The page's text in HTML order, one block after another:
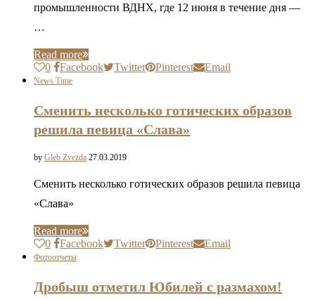
промышленности ВДНХ, где 12 июня в течение дня —
…
Read more
0
Facebook Twitter Pinterest Email
News Time
Сменить несколько готических образов
решила певица «Слава»
by Gleb Zvezda 27.03.2019
Сменить несколько готических образов решила певица
«Слава»
Read more
0
Facebook Twitter Pinterest Email
Фотоотчеты
Дробыш отметил Юбилей с размахом!